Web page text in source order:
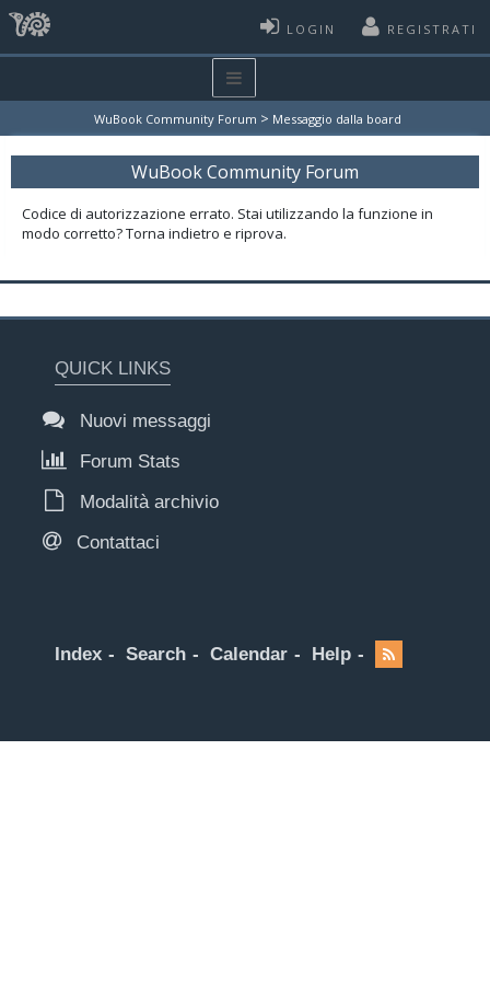
LOGIN REGISTRATI
WuBook Community Forum > Messaggio dalla board
WuBook Community Forum
Codice di autorizzazione errato. Stai utilizzando la funzione in
modo corretto? Torna indietro e riprova.
QUICK LINKS
Nuovi messaggi
Forum Stats
Modalità archivio
Contattaci
Index Search Calendar Help